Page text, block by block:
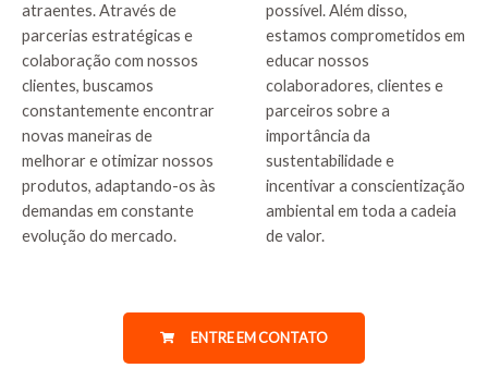
atraentes. Através de
parcerias estratégicas e
colaboração com nossos
clientes, buscamos
constantemente encontrar
novas maneiras de
melhorar e otimizar nossos
produtos, adaptando-os às
demandas em constante
evolução do mercado.
possível. Além disso,
estamos comprometidos em
educar nossos
colaboradores, clientes e
parceiros sobre a
importância da
sustentabilidade e
incentivar a conscientização
ambiental em toda a cadeia
de valor.
ENTRE EM CONTATO